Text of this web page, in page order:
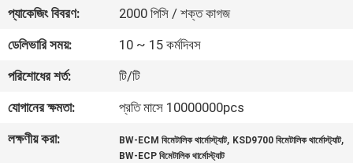
মান
নিয়ন্ত্রণ
সাথে
যোগাযোগ
প্যাকেজিং বিবরণ:
2000 পিসি / শক্ত কাগজ
ডেলিভারি সময়:
10 ~ 15 কর্মদিবস
পরিশোধের শর্ত:
টি/টি
যোগানের ক্ষমতা:
প্রতি মাসে 10000000pcs
লক্ষণীয় করা:
BW-ECM বিমেটালিক থার্মোস্ট্যাট, KSD9700 বিমেটালিক থার্মোস্ট্যাট,
BW-ECP বিমেটালিক থার্মোস্ট্যাট